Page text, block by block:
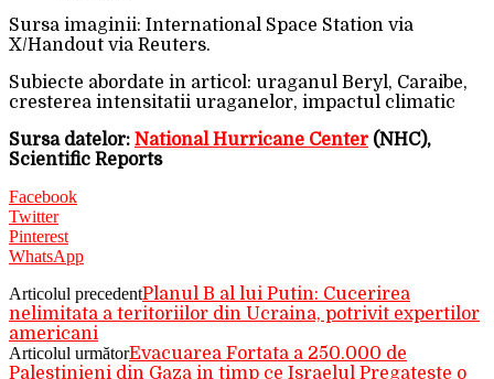
Sursa imaginii: International Space Station via
X/Handout via Reuters.
Subiecte abordate in articol: uraganul Beryl, Caraibe,
cresterea intensitatii uraganelor, impactul climatic
Sursa datelor: National Hurricane Center (NHC),
Scientific Reports
Facebook
Twitter
Pinterest
WhatsApp
Articolul precedentPlanul B al lui Putin: Cucerirea
nelimitata a teritoriilor din Ucraina, potrivit expertilor
americani
Articolul următorEvacuarea Fortata a 250.000 de
Palestinieni din Gaza in timp ce Israelul Pregateste o